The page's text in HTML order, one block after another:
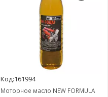
Код:161994
Моторное масло NEW FORMULA